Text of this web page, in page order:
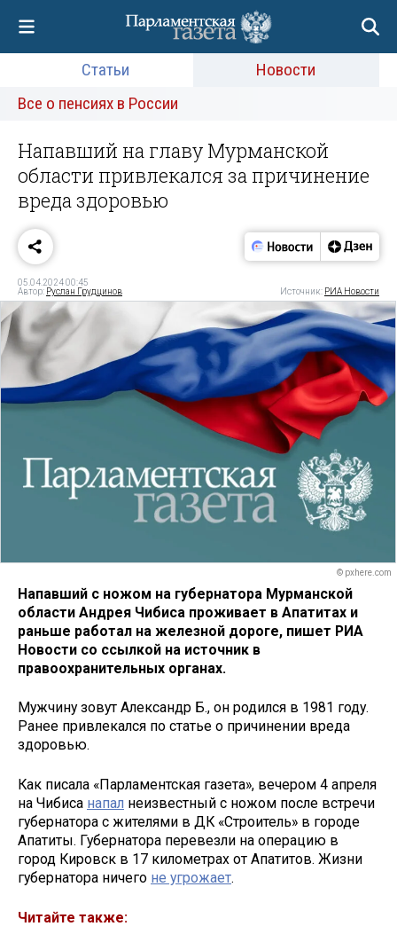
Статьи
Новости
Все о пенсиях в России
Напавший на главу Мурманской
области привлекался за причинение
вреда здоровью
05.04.2024 00:45
Автор: Руслан Грудцинов Источник: РИА Новости
© pxhere.com
Напавший с ножом на губернатора Мурманской
области Андрея Чибиса проживает в Апатитах и
раньше работал на железной дороге, пишет РИА
Новости со ссылкой на источник в
правоохранительных органах.
Мужчину зовут Александр Б., он родился в 1981 году.
Ранее привлекался по статье о причинении вреда
здоровью.
Как писала «Парламентская газета», вечером 4 апреля
на Чибиса напал неизвестный с ножом после встречи
губернатора с жителями в ДК «Строитель» в городе
Апатиты. Губернатора перевезли на операцию в
город Кировск в 17 километрах от Апатитов. Жизни
губернатора ничего не угрожает.
Читайте также: